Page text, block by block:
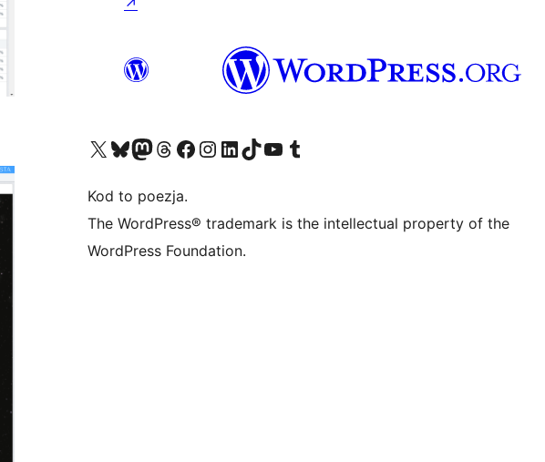
↗
Odwiedź nasze konto X (dawniej Twitter)
Odwiedź nasze konto Bluesky
Odwiedź nasze konto na Mastodoncie
Odwiedź naszego Threadsa
Odwiedź naszego Facebooka
Odwiedź nasze konto na Instagramie
Odwiedź nasze konto na LinkedIn
Odwiedź naszego TikToka
Odwiedź nasz kanał YouTube
Odwiedź naszego Tumblra
Kod to poezja.
The WordPress® trademark is the intellectual property of the
WordPress Foundation.